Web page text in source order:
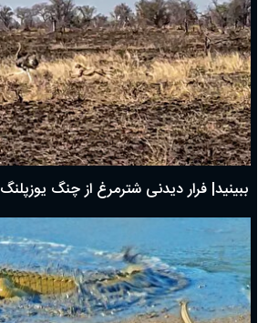
ببینید| فرار دیدنی شترمرغ از چنگ یوزپلنگ